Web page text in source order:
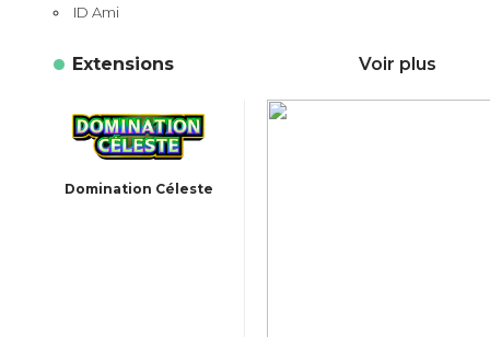
ID Ami
Extensions Voir plus
Domination Céleste